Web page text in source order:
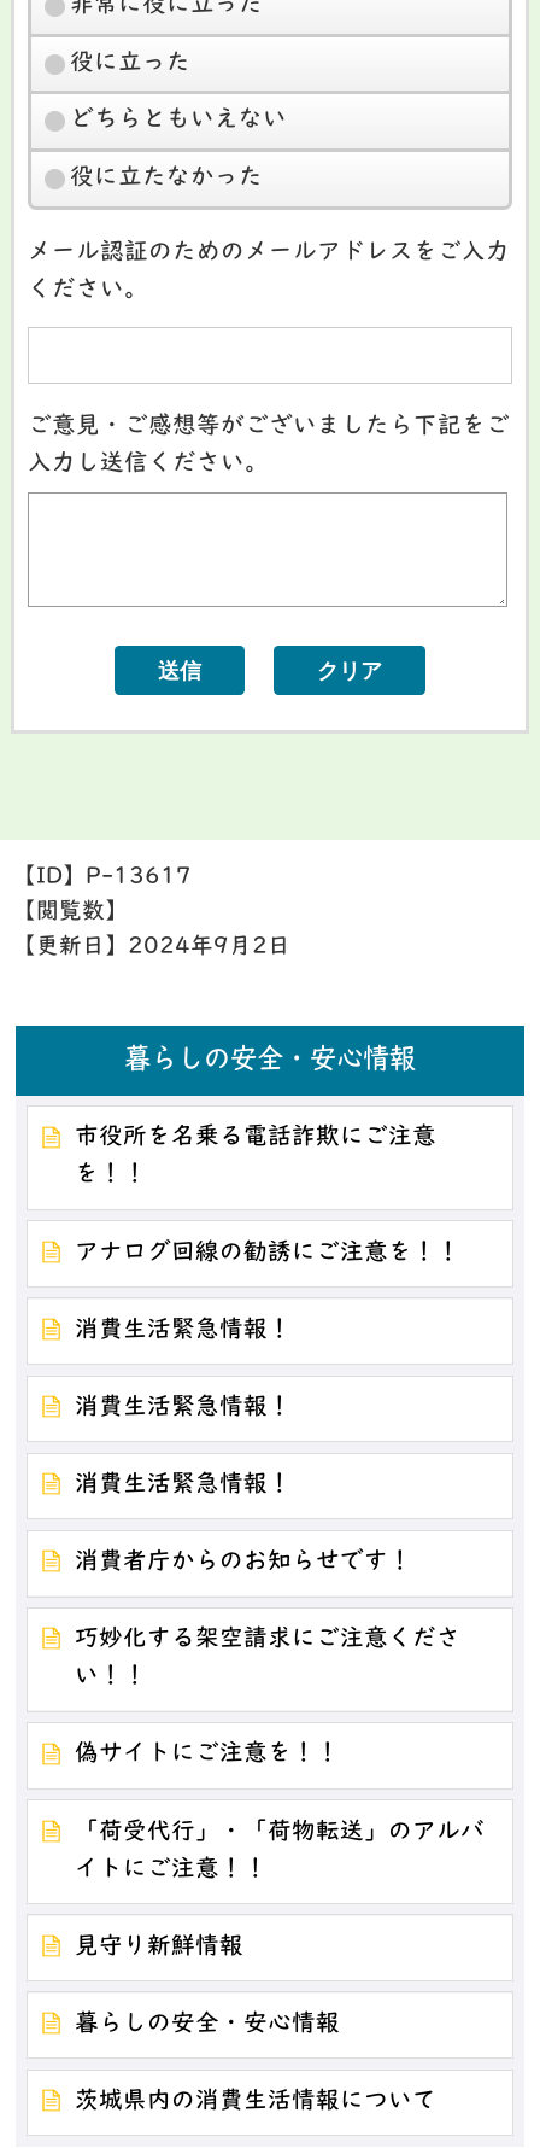
非常に役に立った
役に立った
どちらともいえない
役に立たなかった
メール認証のためのメールアドレスをご入力
ください。
ご意見・ご感想等がございましたら下記をご
入力し送信ください。
【ID】 P-13617
【閲覧数】
【更新日】 2024年9月2日
暮らしの安全・安心情報
市役所を名乗る電話詐欺にご注意
を！！
アナログ回線の勧誘にご注意を！！
消費生活緊急情報！
消費生活緊急情報！
消費生活緊急情報！
消費者庁からのお知らせです！
巧妙化する架空請求にご注意くださ
い！！
偽サイトにご注意を！！
「荷受代行」・「荷物転送」のアルバ
イトにご注意！！
見守り新鮮情報
暮らしの安全・安心情報
茨城県内の消費生活情報について